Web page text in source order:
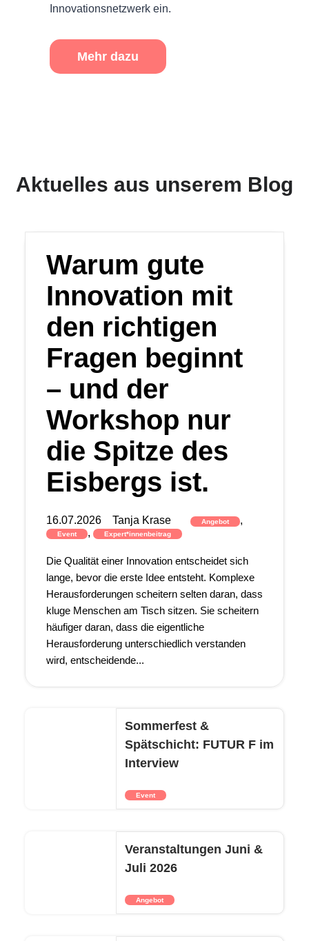
Innovationsnetzwerk ein.
Mehr dazu
Aktuelles aus unserem Blog
Warum gute
Innovation mit
den richtigen
Fragen beginnt
– und der
Workshop nur
die Spitze des
Eisbergs ist.
16.07.2026 Tanja Krase Angebot ,
Event , Expert*innenbeitrag
Die Qualität einer Innovation entscheidet sich
lange, bevor die erste Idee entsteht. Komplexe
Herausforderungen scheitern selten daran, dass
kluge Menschen am Tisch sitzen. Sie scheitern
häufiger daran, dass die eigentliche
Herausforderung unterschiedlich verstanden
wird, entscheidende...
Sommerfest &
Spätschicht: FUTUR F im
Interview
Event
Veranstaltungen Juni &
Juli 2026
Angebot